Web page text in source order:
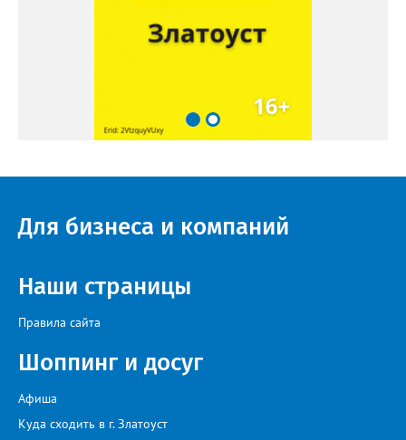
Для бизнеса и компаний
Наши страницы
Правила сайта
Шоппинг и досуг
Афиша
Куда сходить в г. Златоуст